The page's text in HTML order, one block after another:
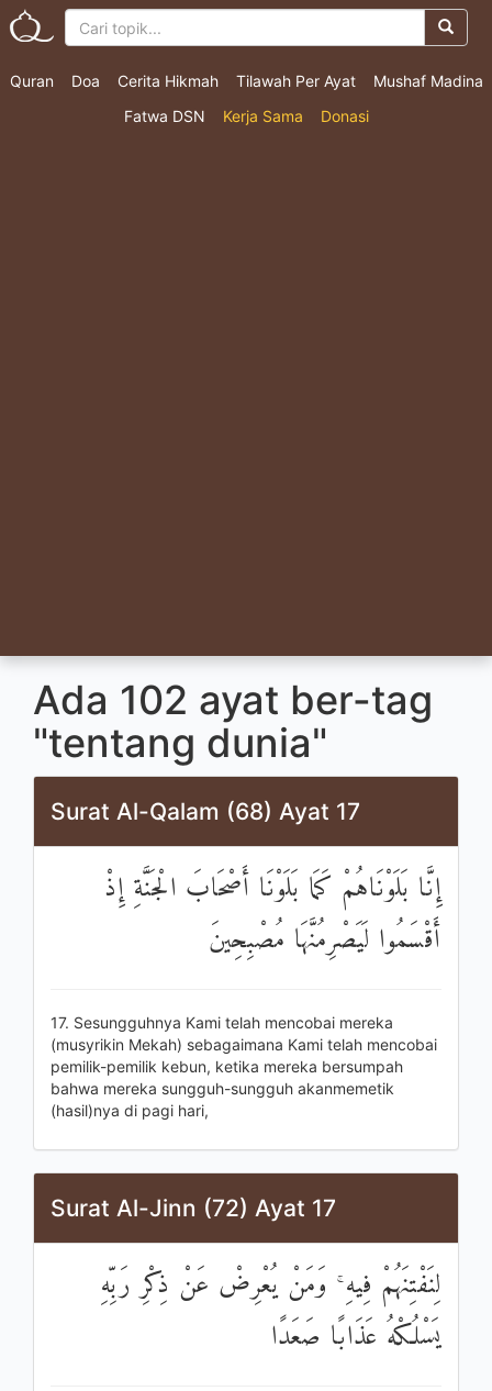
Quran Doa Cerita Hikmah Tilawah Per Ayat
Mushaf Madina
Fatwa DSN
Kerja Sama Donasi
Ada 102 ayat ber-tag
"tentang dunia"
Surat Al-Qalam (68) Ayat 17
إِنَّا بَلَوْنَاهُمْ كَمَا بَلَوْنَا أَصْحَابَ الْجَنَّةِ إِذْ
أَقْسَمُوا لَيَصْرِمُنَّهَا مُصْبِحِينَ
17. Sesungguhnya Kami telah mencobai mereka
(musyrikin Mekah) sebagaimana Kami telah mencobai
pemilik-pemilik kebun, ketika mereka bersumpah
bahwa mereka sungguh-sungguh akanmemetik
(hasil)nya di pagi hari,
Surat Al-Jinn (72) Ayat 17
لِنَفْتِنَهُمْ فِيهِ ۚ وَمَنْ يُعْرِضْ عَنْ ذِكْرِ رَبِّهِ
يَسْلُكْهُ عَذَابًا صَعَدًا